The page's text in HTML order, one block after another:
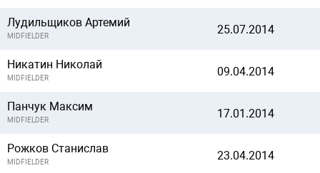
Лудильщиков Артемий
MIDFIELDER 25.07.2014
Никатин Николай
MIDFIELDER 09.04.2014
Панчук Максим
MIDFIELDER 17.01.2014
Рожков Станислав
MIDFIELDER 23.04.2014